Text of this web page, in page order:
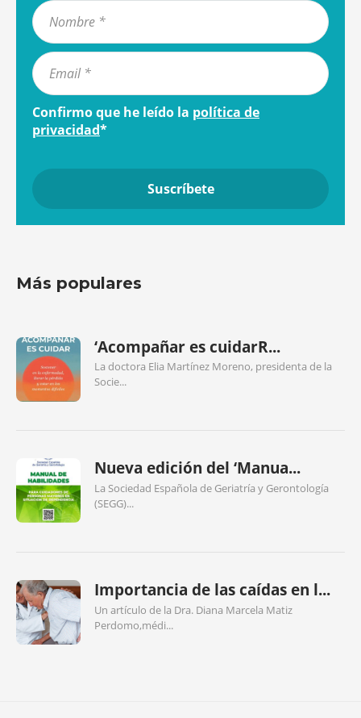
Confirmo que he leído la política de
privacidad*
Más populares
‘Acompañar es cuidarR...
La doctora Elia Martínez Moreno, presidenta de la
Socie...
Nueva edición del ‘Manua...
La Sociedad Española de Geriatría y Gerontología
(SEGG)...
Importancia de las caídas en l...
Un artículo de la Dra. Diana Marcela Matiz
Perdomo,médi...